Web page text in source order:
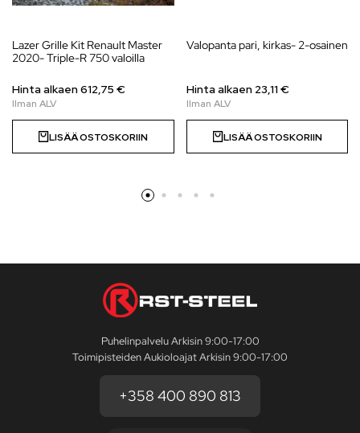
Lazer Grille Kit Renault Master
2020- Triple-R 750 valoilla
Hinta alkaen612,75 €
LISÄÄ OSTOSKORIIN
Valopanta pari, kirkas- 2-osainen
Hinta alkaen 23,11€
LISÄÄ OSTOSKORIIN
Puhelinpalvelu Arkisin 9:00-17:00
Toimipisteiden Aukioloajat Arkisin 9:00-17:00
+358 400 890 813